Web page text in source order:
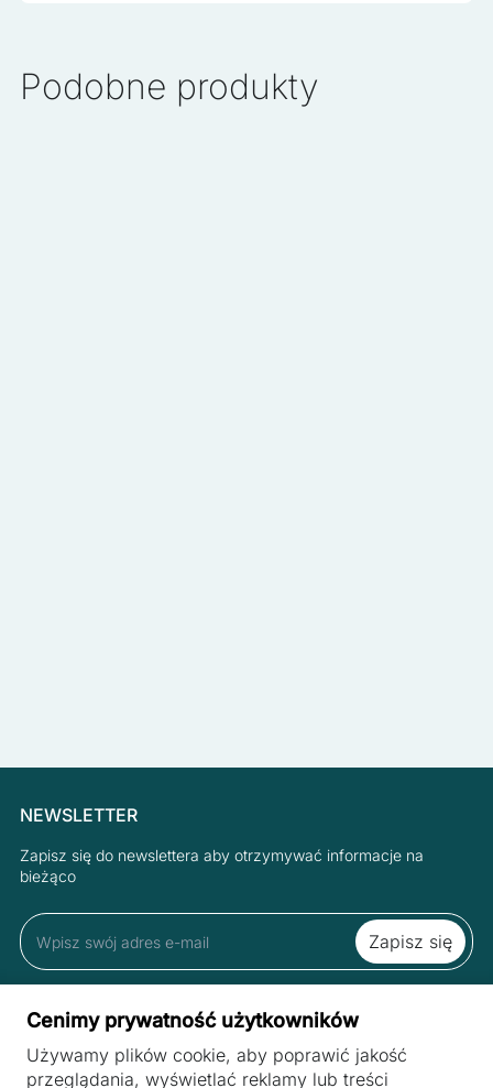
Podobne produkty
NEWSLETTER
Zapisz się do newslettera aby otrzymywać informacje na
bieżąco
Prywatności.
Cenimy prywatność użytkowników
Używamy plików cookie, aby poprawić jakość
przeglądania, wyświetlać reklamy lub treści